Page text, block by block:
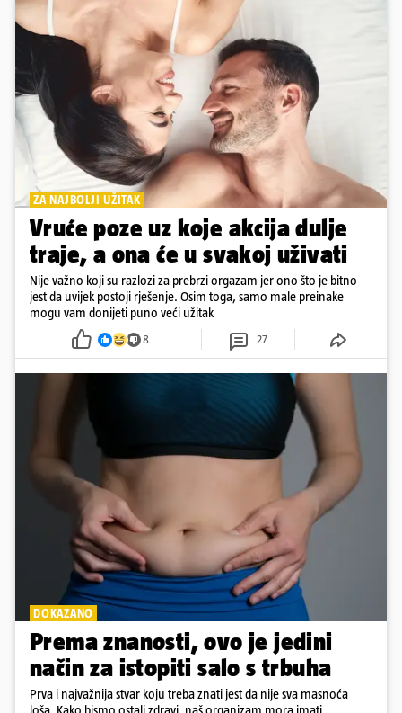
ZA NAJBOLJI UŽITAK
Vruće poze uz koje akcija dulje
traje, a ona će u svakoj uživati
Nije važno koji su razlozi za prebrzi orgazam jer ono što je bitno
jest da uvijek postoji rješenje. Osim toga, samo male preinake
mogu vam donijeti puno veći užitak
8 27
DOKAZANO
Prema znanosti, ovo je jedini
način za istopiti salo s trbuha
Prva i najvažnija stvar koju treba znati jest da nije sva masnoća